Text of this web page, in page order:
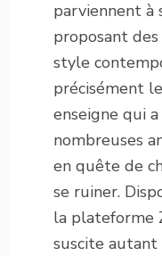
parviennent à
proposant
style
précisément
enseigne qui
nombreuses
en quête de
se ruiner.
la plateforme
suscite autant